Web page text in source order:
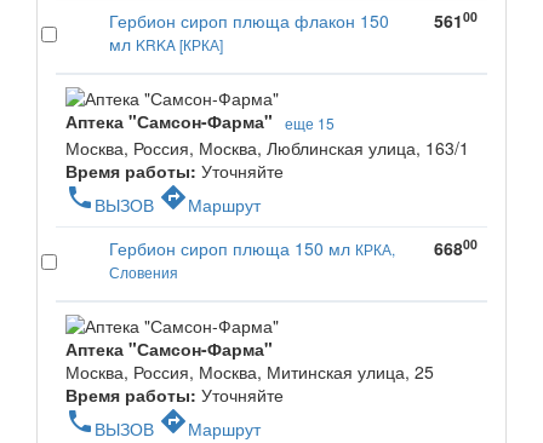
Гербион сироп плюща флакон 150
мл KRKA [КРКА]
56100
Аптека "Самсон-Фарма" еще 15
Москва, Россия, Москва, Люблинская улица, 163/1
Время работы: Уточняйте
phone ВЫЗОВ directionsМаршрут
Гербион сироп плюща 150 мл КРКА,
Словения
66800
Аптека "Самсон-Фарма"
Москва, Россия, Москва, Митинская улица, 25
Время работы: Уточняйте
phone ВЫЗОВ directionsМаршрут